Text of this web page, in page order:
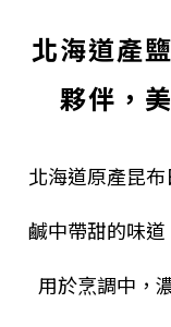
北海道產
夥伴，
北海道原產昆
鹹中帶甜的味
用於烹調中，